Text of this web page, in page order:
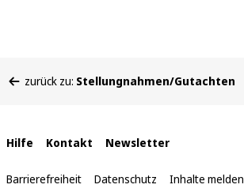
befinden
zurück zu: Stellungnahmen/Gutachten
Interne
Links
Hilfe Kontakt Newsletter
Barrierefreiheit Datenschutz Inhalte melden